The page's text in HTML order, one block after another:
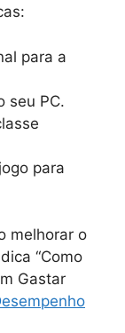
para a
seu PC.
para
melhorar o
“Como
Gastar